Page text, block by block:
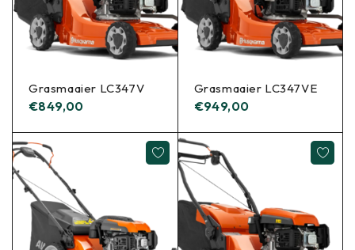
Grasmaaier LC347V
€849,00
Grasmaaier LC347VE
€949,00